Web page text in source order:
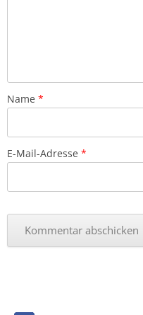
Name *
E-Mail-Adresse *